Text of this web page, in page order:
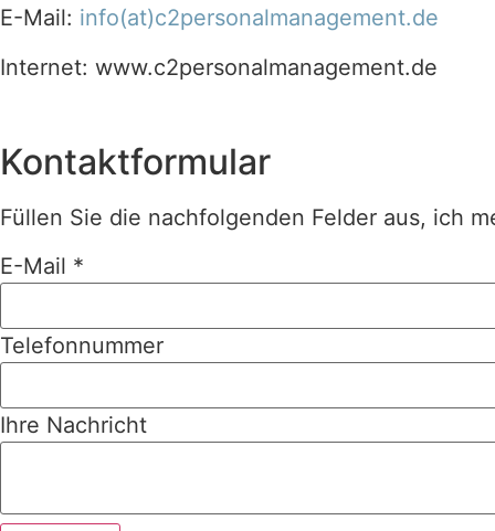
E-Mail: info(at)c2personalmanagement.de
Internet: www.c2personalmanagement.de
Kontaktformular
Füllen Sie die nachfolgenden Felder aus, ich
E-Mail *
Telefonnummer
Ihre Nachricht